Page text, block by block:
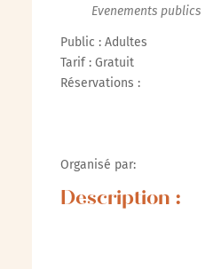
Evenements publics
Public : Adultes
Tarif : Gratuit
Réservations :
Organisé par:
Description :